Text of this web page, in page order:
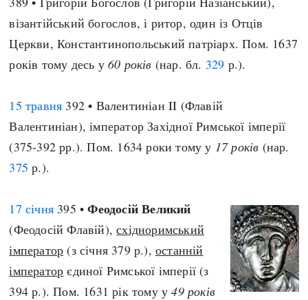
візантійський богослов, і ритор, один із Отців
Церкви, Константинопольський патріарх. Пом. 1637
років тому десь у60 років (нар. бл. 329 р.).
15 травня 392 • Валентиніан II (Флавій
Валентиніан), імператор Західної Римської імперії
(375-392 рр.). Пом. 1634 роки тому у 17 років (нар.
375 р.).
17 січня 395 •Феодосій Великий
(Феодосій Флавій),східноримський
імператор (з січня 379 р.),останній
імператор єдиної Римської імперії (з
394 р.). Пом. 1631 рік тому у49 років